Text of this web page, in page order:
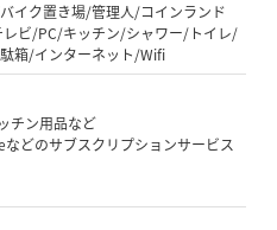
イク置き場/管理人/コインランド
ビ/PC/キッチン/シャワー/トイレ/
箱/インターネット/Wifi
チン用品など
どのサブスクリプションサービス